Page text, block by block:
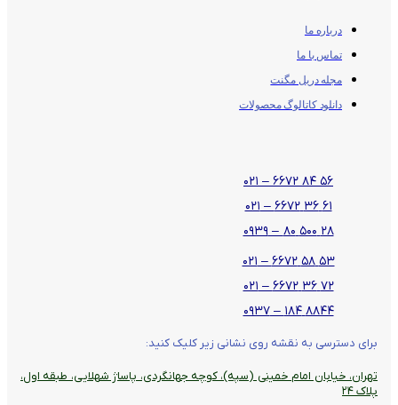
درباره ما
تماس با ما
مجله دریل مگنت
دانلود کاتالوگ محصولات
۵۶ ۸۴ ۶۶۷۲ – ۰۲۱
۶۱ ۳۶ ۶۶۷۲ – ۰۲۱
۲۸ ۵۰۰ ۸۰ – ۰۹۳۹
۵۳ ۵۸ ۶۶۷۲ – ۰۲۱
۷۲ ۳۶ ۶۶۷۲ – ۰۲۱
۸۸۴۴ ۱۸۴ – ۰۹۳۷
برای دسترسی به نقشه روی نشانی زیر کلیک کنید:
تهران، خیابان امام خمینی (سپه)، کوچه جهانگردی،‌ پاساژ شهلایی، طبقه اول،
پلاک ۲۴